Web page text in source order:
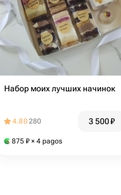
Набор моих лучших начинок
4.80280 3 500₽
875 ₽ × 4 pagos